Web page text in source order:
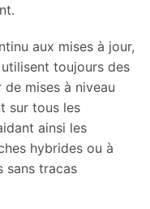
aux mises à jour,
toujours des
mises à niveau
sur tous les
ainsi les
hybrides ou à
sans tracas